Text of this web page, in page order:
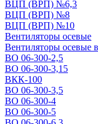
ВЦП (ВРП) №6,3
ВЦП (ВРП) №8
ВЦП (ВРП) №10
Вентиляторы осевые
Вентиляторы
ВО 06-300-2,5
ВО 06-300-3,15
ВКК-100
ВО 06-300-3,5
ВО 06-300-4
ВО 06-300-5